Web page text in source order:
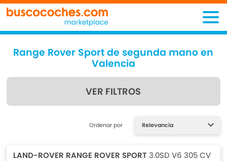
Range Rover Sport de segunda mano en
Valencia
VER FILTROS
Encuentra lo que estás
Ordenar por
LAND-ROVER RANGE ROVER SPORT 3.0SD V6 305 CV